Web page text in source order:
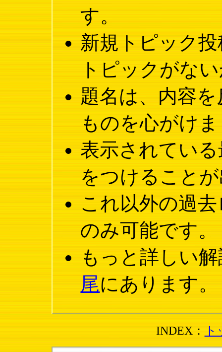
す。
新規トピック
トピックがな
題名は、内容
ものを心がけ
表示されてい
をつけること
これ以外の過
のみ可能です。
もっと詳しい
尾にあります。
INDEX：